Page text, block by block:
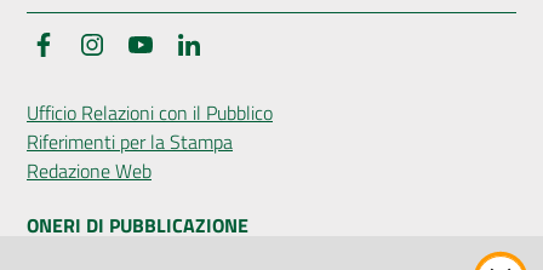
FacebookInstagramYouTube
Ufficio Relazioni con il Pubblico
Riferimenti per la Stampa
Redazione Web
ONERI DI PUBBLICAZIONE